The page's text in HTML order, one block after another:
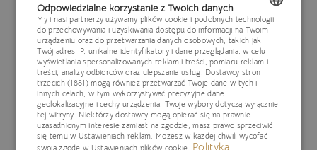
POLISH
ENGLISH
GERMAN
CZECH
Odpowiedzialne korzystanie z Twoich danych
My i nasi partnerzy używamy plików cookie i podobnych technologii
do przechowywania i uzyskiwania dostępu do informacji na Twoim
urządzeniu oraz do przetwarzania danych osobowych, takich jak
Twój adres IP, unikalne identyfikatory i dane przeglądania, w celu
wyświetlania spersonalizowanych reklam i treści, pomiaru reklam i
treści, analizy odbiorców oraz ulepszania usług. Dostawcy stron
trzecich (1881)mogą również przetwarzać Twoje dane w tych i
innych celach, w tym wykorzystywać precyzyjne dane
geolokalizacyjne i cechy urządzenia. Twoje wybory dotyczą wyłącznie
tej witryny. Niektórzy dostawcy mogą opierać się na prawnie
uzasadnionym interesie zamiast na zgodzie; masz prawo sprzeciwić
się temu w Ustawieniach reklam . Możesz w każdej chwili wycofać
swoją zgodę w Ustawieniach plików cookie Polityka